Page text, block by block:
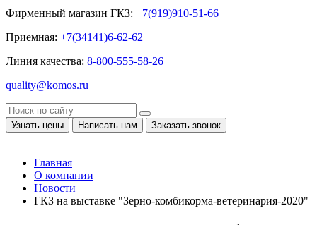
Фирменный магазин ГКЗ: +7(919)910-51-66
Приемная: +7(34141)6-62-62
Линия качества: 8-800-555-58-26
quality@komos.ru
Узнать цены Написать нам Заказать звонок
Главная
О компании
Новости
ГКЗ на выставке "Зерно-комбикорма-ветеринария-2020"